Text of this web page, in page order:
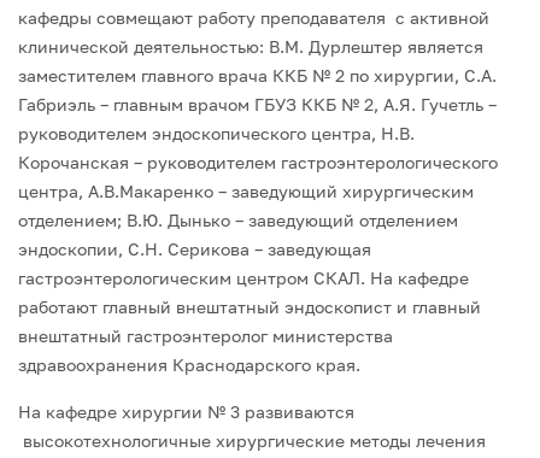
кафедры совмещают работу преподавателя с активной
клинической деятельностью: В.М. Дурлештер является
заместителем главного врача ККБ № 2 по хирургии, С.А.
Габриэль – главным врачом ГБУЗ ККБ № 2, А.Я. Гучетль –
руководителем эндоскопического центра, Н.В.
Корочанская – руководителем гастроэнтерологического
центра, А.В.Макаренко – заведующий хирургическим
отделением; В.Ю. Дынько – заведующий отделением
эндоскопии, С.Н. Серикова – заведующая
гастроэнтерологическим центром СКАЛ. На кафедре
работают главный внештатный эндоскопист и главный
внештатный гастроэнтеролог министерства
здравоохранения Краснодарского края.
На кафедре хирургии № 3 развиваются
высокотехнологичные хирургические методы лечения